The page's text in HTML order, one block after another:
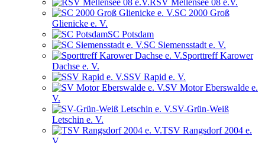
RSV Mellensee 08 e.V.
SC 2000 Groß
Glienicke e. V.
SC Potsdam
SC Siemensstadt e. V.
Sporttreff Karower
Dachse e. V.
SSV Rapid e. V.
SV Motor Eberswalde e.
V.
SV-Grün-Weiß
Letschin e. V.
TSV Rangsdorf 2004 e.
V.